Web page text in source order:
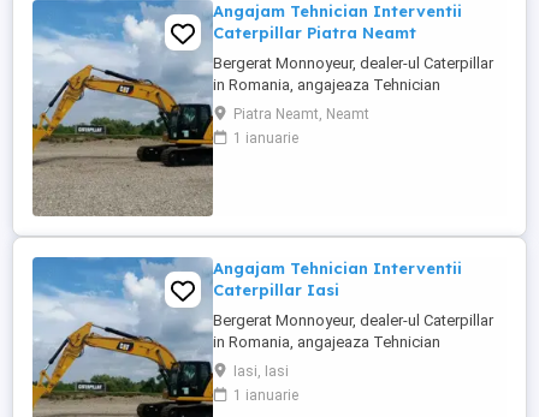
Angajam Tehnician Interventii
Caterpillar Piatra Neamt
Bergerat Monnoyeur, dealer-ul Caterpillar
in Romania, angajeaza Tehnician
Electromecanic pentru interventii pe teren.
Pozitiile sunt cadrul diviziei de utilaje
Caterpillar. Zona pentru care recrutam este
Piatra Neamt, Neamt
1 ianuarie
Angajam Tehnician Interventii
Caterpillar Iasi
Bergerat Monnoyeur, dealer-ul Caterpillar
in Romania, angajeaza Tehnician
Electromecanic pentru interventii pe teren.
Pozitiile sunt cadrul diviziei de utilaje
Caterpillar sau in cadrul diviziei de
Iasi, Iasi
1 ianuarie